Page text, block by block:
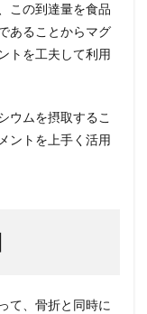
この到達量を食品
あることからマグ
トを工夫して利用
ウムを摂取するこ
ントを上手く活用
て、骨折と同時に